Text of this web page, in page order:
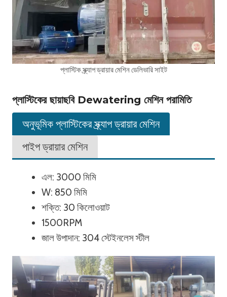
প্লাস্টিক স্ক্র্যাপ ড্রায়ার মেশিন ডেলিভারি সাইট
প্লাস্টিকের ছায়াছবি Dewatering মেশিন পরামিতি
অনুভূমিক প্লাস্টিকের স্ক্র্যাপ ড্রায়ার মেশিন
পাইপ ড্রায়ার মেশিন
এল: 3000 মিমি
W: 850 মিমি
শক্তি: 30 কিলোওয়াট
1500RPM
জাল উপাদান: 304 স্টেইনলেস স্টীল